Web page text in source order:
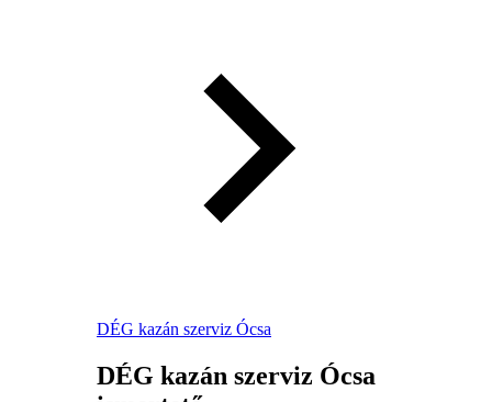
DÉG kazán szerviz Ócsa
DÉG kazán szerviz Ócsa